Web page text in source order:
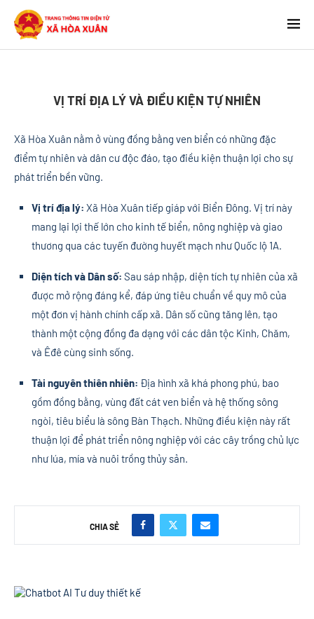
VỊ TRÍ ĐỊA LÝ VÀ ĐIỀU KIỆN TỰ NHIÊN
Xã Hòa Xuân nằm ở vùng đồng bằng ven biển có những đặc
điểm tự nhiên và dân cư độc đáo, tạo điều kiện thuận lợi cho sự
phát triển bền vững.
Vị trí địa lý: Xã Hòa Xuân tiếp giáp với Biển Đông. Vị trí này
mang lại lợi thế lớn cho kinh tế biển, nông nghiệp và giao
thương qua các tuyến đường huyết mạch như Quốc lộ 1A.
Diện tích và Dân số: Sau sáp nhập, diện tích tự nhiên của xã
được mở rộng đáng kể, đáp ứng tiêu chuẩn về quy mô của
một đơn vị hành chính cấp xã. Dân số cũng tăng lên, tạo
thành một cộng đồng đa dạng với các dân tộc Kinh, Chăm,
và Êđê cùng sinh sống.
Tài nguyên thiên nhiên: Địa hình xã khá phong phú, bao
gồm đồng bằng, vùng đất cát ven biển và hệ thống sông
ngòi, tiêu biểu là sông Bàn Thạch. Những điều kiện này rất
thuận lợi để phát triển nông nghiệp với các cây trồng chủ lực
như lúa, mía và nuôi trồng thủy sản.
CHIA SẺ